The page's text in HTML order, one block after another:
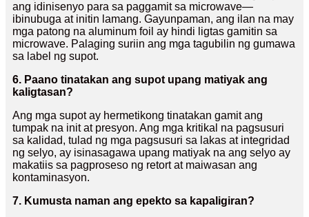
ang idinisenyo para sa paggamit sa microwave—
ibinubuga at initin lamang. Gayunpaman, ang ilan na may
mga patong na aluminum foil ay hindi ligtas gamitin sa
microwave. Palaging suriin ang mga tagubilin ng gumawa
sa label ng supot.
6. Paano tinatakan ang supot upang matiyak ang
kaligtasan?
Ang mga supot ay hermetikong tinatakan gamit ang
tumpak na init at presyon. Ang mga kritikal na pagsusuri
sa kalidad, tulad ng mga pagsusuri sa lakas at integridad
ng selyo, ay isinasagawa upang matiyak na ang selyo ay
makatiis sa pagproseso ng retort at maiwasan ang
kontaminasyon.
7. Kumusta naman ang epekto sa kapaligiran?